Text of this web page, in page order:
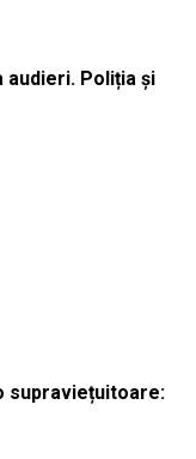
audieri. Poliția și
supraviețuitoare: